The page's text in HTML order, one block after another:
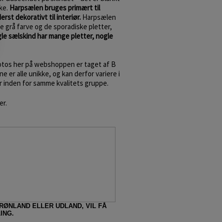
Harpsælen bruges primært til
dekorativt til interiør.Harpsælen
grå farve og de sporadiske pletter,
sælskind har mange pletter, nogle
her på webshoppen er taget af B
er alle unikke, og kan derfor variere i
for samme kvalitets gruppe.
ELLER UDLAND, VIL FÅ